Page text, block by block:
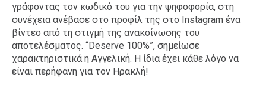
γράφοντας τον κωδικό του για την ψηφοφορία, στη
συνέχεια ανέβασε στο προφίλ της στο Instagram ένα
βίντεο από τη στιγμή της ανακοίνωσης του
αποτελέσματος. “Deserve 100%”, σημείωσε
χαρακτηριστικά η Αγγελική. Η ίδια έχει κάθε λόγο να
είναι περήφανη για τον Ηρακλή!